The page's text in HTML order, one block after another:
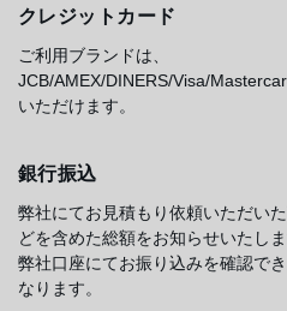
クレジットカード
ご利用ブランドは、
JCB/AMEX/DINERS/Visa/
いただけます。
銀行振込
弊社にてお見積もり依頼いただい
どを含めた総額をお知らせいたしま
弊社口座にてお振り込みを確認で
なります。